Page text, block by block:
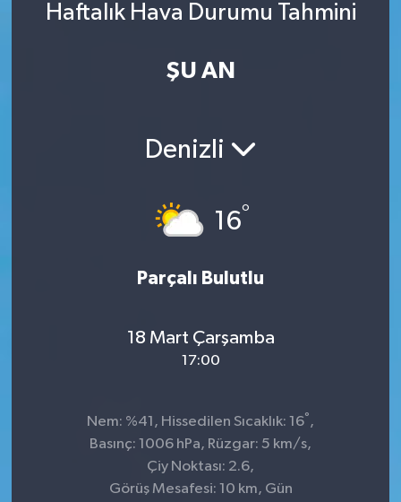
Haftalık Hava Durumu Tahmini
ŞU AN
Denizli
16°
Parçalı Bulutlu
18 Mart Çarşamba
17:00
Nem: %41, Hissedilen Sıcaklık: 16° ,
Basınç: 1006 hPa, Rüzgar: 5 km/s,
Çiy Noktası: 2.6,
Görüş Mesafesi: 10 km, Gün
Son Dakika Haberleri